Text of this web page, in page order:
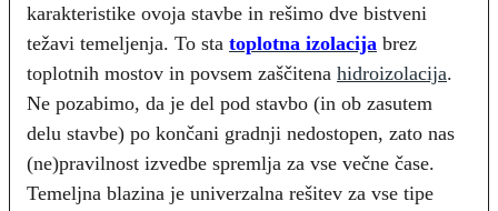
karakteristike ovoja stavbe in rešimo dve bistveni
težavi temeljenja. To sta toplotna izolacija brez
toplotnih mostov in povsem zaščitena hidroizolacija.
Ne pozabimo, da je del pod stavbo (in ob zasutem
delu stavbe) po končani gradnji nedostopen, zato nas
(ne)pravilnost izvedbe spremlja za vse večne čase.
Temeljna blazina je univerzalna rešitev za vse tipe